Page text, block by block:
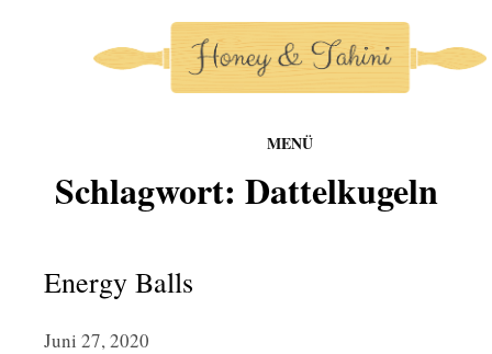
MENÜ
honey-and-tahini
Schlagwort: Dattelkugeln
Energy Balls
Juni 27, 2020